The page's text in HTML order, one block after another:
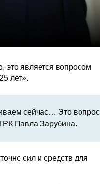
это является вопросом
лет».
сейчас… Это вопрос
Павла Зарубина.
сил и средств для